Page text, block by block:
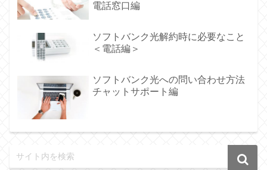
電話窓口編
ソフトバンク光解約時に必要なこと
＜電話編＞
ソフトバンク光への問い合わせ方法
チャットサポート編